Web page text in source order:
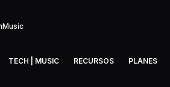
TECH | MUSIC RECURSOS PLANES